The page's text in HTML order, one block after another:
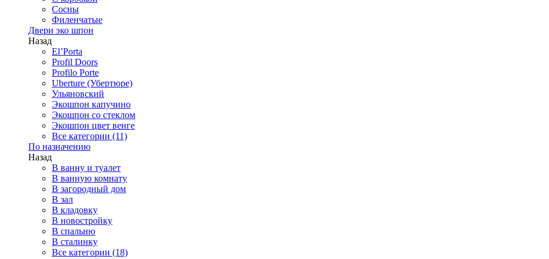
Сосны
Филенчатые
Двери эко шпон
Назад
El’Porta
Profil Doors
Profilo Porte
Uberture (Убертюре)
Ульяновский
Экошпон капучино
Экошпон со стеклом
Экошпон цвет венге
Все категории (11)
По назначению
Назад
В ванну и туалет
В ванную комнату
В загородный дом
В зал
В кладовку
В новостройку
В спальню
В сталинку
Все категории (18)